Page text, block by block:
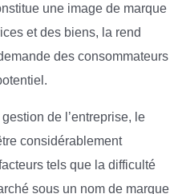
une image de marque
et des biens, la rend
des consommateurs
de l’entreprise, le
considérablement
tels que la difficulté
sous un nom de marque